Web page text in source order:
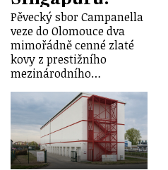
Pěvecký sbor Campanella
veze do Olomouce dva
mimořádně cenné zlaté
kovy z prestižního
mezinárodního…